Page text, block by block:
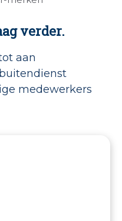
verder.
aan
medewerkers